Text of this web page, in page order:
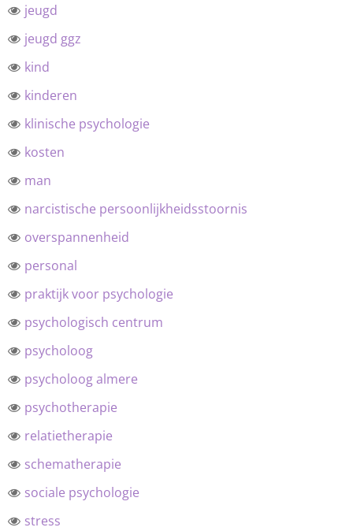
jeugd
jeugd ggz
kind
kinderen
klinische psychologie
kosten
man
narcistische persoonlijkheidsstoornis
overspannenheid
personal
praktijk voor psychologie
psychologisch centrum
psycholoog
psycholoog almere
psychotherapie
relatietherapie
schematherapie
sociale psychologie
stress